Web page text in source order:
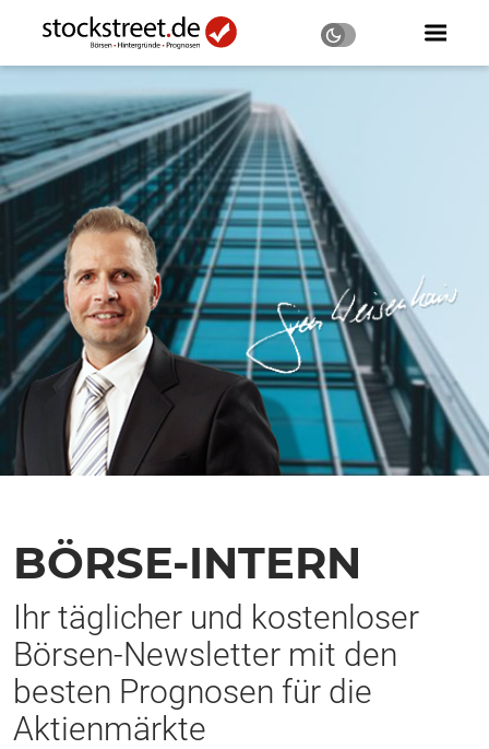
BÖRSE-INTERN
Ihr täglicher und kostenloser
Börsen-Newsletter mit den
besten Prognosen für die
Aktienmärkte